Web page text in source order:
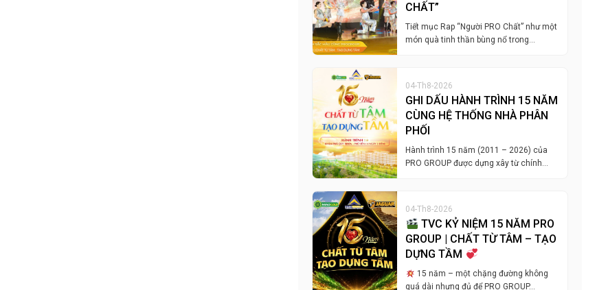
CHẤT”
Tiết mục Rap “Người PRO Chất” như một
món quà tinh thần bùng nổ trong…
04-Th8-2026
GHI DẤU HÀNH TRÌNH 15 NĂM
CÙNG HỆ THỐNG NHÀ PHÂN
PHỐI
Hành trình 15 năm (2011 – 2026) của
PRO GROUP được dựng xây từ chính…
04-Th8-2026
TVC KỶ NIỆM 15 NĂM PRO
GROUP | CHẤT TỪ TÂM – TẠO
DỰNG TẦM
15 năm – một chặng đường không
quá dài nhưng đủ để PRO GROUP…